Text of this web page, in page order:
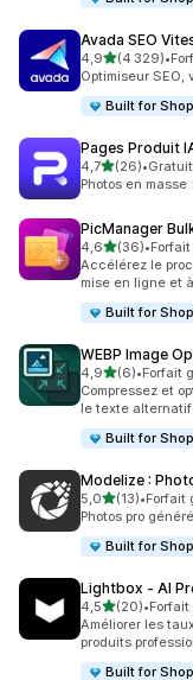
Avada SEO
4,9étoile(s) sur 5
(4 329)
4329 avis au•
Optimiseur
Built for
Pages Produit
4,7étoile(s) sur 5
(26)
26 avis au total
•
Photos en
PicManager
4,6étoile(s) sur 5
(36)
36 avis au total
•
Accélérez le
mise en ligne et
Built for
WEBP Image
4,9étoile(s) sur 5
(6)
6 avis au total
•Forfait
Compressez et
le texte
Built for
Modelize :
5,0étoile(s) sur 5
(13)
13 avis au total
•Forfait
Photos pro
Built for
Lightbox ‑ AI
4,5étoile(s) sur 5
(20)
20 avis au total
•
Améliorer les
produits
Built for